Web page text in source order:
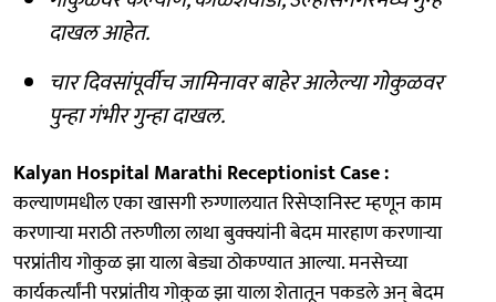
दाखल आहेत.
चार दिवसांपूर्वीच जामिनावर बाहेर आलेल्या गोकुळवर
पुन्हा गंभीर गुन्हा दाखल.
Kalyan Hospital Marathi Receptionist Case :
कल्याणमधील एका खासगी रुग्णालयात रिसेप्शनिस्ट म्हणून काम
करणाऱ्या मराठी तरुणीला लाथा बुक्क्यांनी बेदम मारहाण करणाऱ्या
परप्रांतीय गोकुळ झा याला बेड्या ठोकण्यात आल्या. मनसेच्या
कार्यकर्त्यांनी परप्रांतीय गोकुळ झा याला शेतातून पकडले अन् बेदम